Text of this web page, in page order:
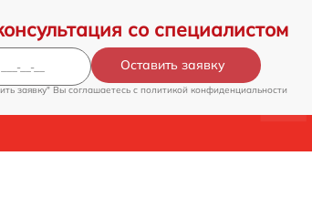
со специалистом
Оставить заявку
заявку" Вы соглашаетесь c политикой конфиденциальности